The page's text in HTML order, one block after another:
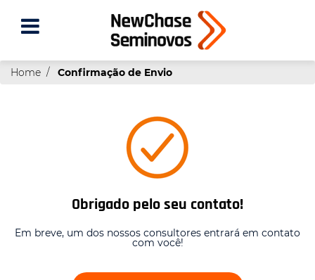
Home Confirmação de Envio
Obrigado pelo seu contato!
Em breve, um dos nossos consultores entrará em contato
com você!